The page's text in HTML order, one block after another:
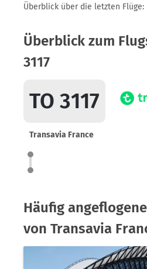
Überblick über die letzten Flüge:
Überblick zum
3117
TO 3117
Transavia France
Häufig
von Transavia